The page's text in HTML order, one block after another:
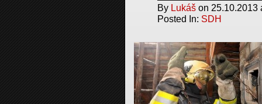
By Lukáš on 25.10.2013
Posted In: SDH